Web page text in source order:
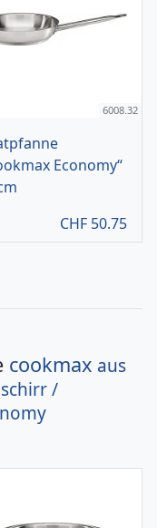
6008.32
Economy“
CHF 50.75
cookmax aus
/